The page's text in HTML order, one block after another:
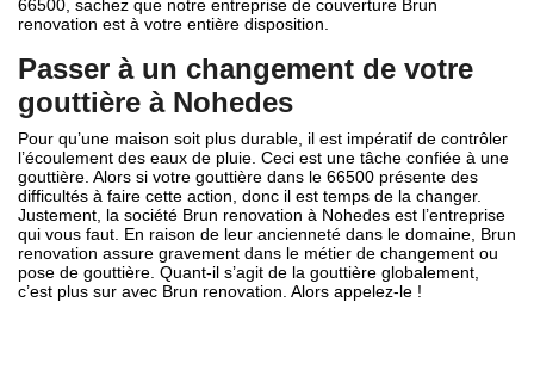
66500, sachez que notre entreprise de couverture Brun
renovation est à votre entière disposition.
Passer à un changement de votre
gouttière à Nohedes
Pour qu’une maison soit plus durable, il est impératif de contrôler
l’écoulement des eaux de pluie. Ceci est une tâche confiée à une
gouttière. Alors si votre gouttière dans le 66500 présente des
difficultés à faire cette action, donc il est temps de la changer.
Justement, la société Brun renovation à Nohedes est l’entreprise
qui vous faut. En raison de leur ancienneté dans le domaine, Brun
renovation assure gravement dans le métier de changement ou
pose de gouttière. Quant-il s’agit de la gouttière globalement,
c’est plus sur avec Brun renovation. Alors appelez-le !